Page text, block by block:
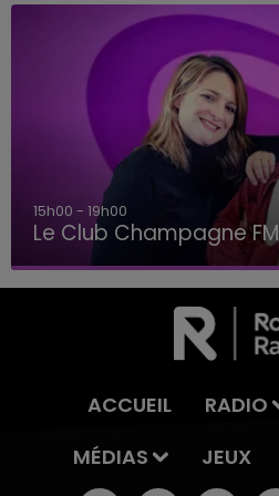
15h00 - 19h00
Le Club Champagne FM
ACCUEIL RADIO
MÉDIAS
JEUX